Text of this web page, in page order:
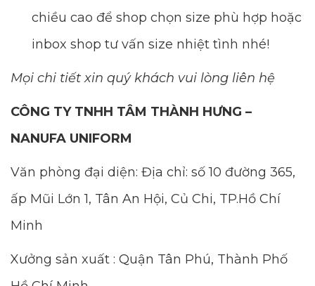
chiều cao để shop chọn size phù hợp hoặc
inbox shop tư vấn size nhiệt tình nhé!
Mọi chi tiết xin quý khách vui lòng liên hệ
CÔNG TY TNHH TÂM THÀNH HƯNG –
NANUFA UNIFORM
Văn phòng đại diện: Địa chỉ: số 10 đường 365,
ấp Mũi Lớn 1, Tân An Hội, Củ Chi, TP.Hồ Chí
Minh
Xưởng sản xuất : Quận Tân Phú, Thành Phố